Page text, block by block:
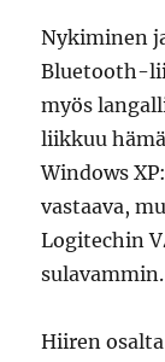
Nykiminen
Bluetooth-
myös
liikkuu
Windows
vastaava,
Logitechin
sulavammin.
Hiiren